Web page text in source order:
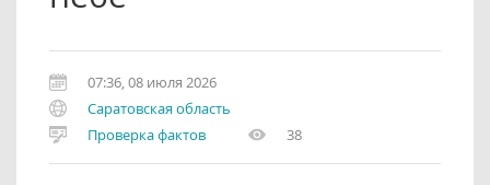
07:36, 08 июля 2026
Саратовская область
Проверка фактов
38